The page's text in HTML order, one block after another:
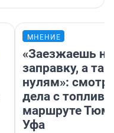
МНЕНИЕ
«Заезжаешь на
заправку, а
нулям»:
дела с
маршруте
Уфа